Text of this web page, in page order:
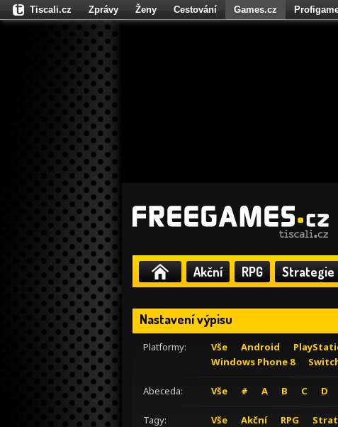
Akční RPG Strategie
Nastavení výpisu
Platformy: Vše Android
Windows Phone 8
Abeceda: Vše # A B C D
Tagy: Vše Akční RPG
Tiscali.cz Zprávy Ženy Cestování Games.cz
Fights.cz